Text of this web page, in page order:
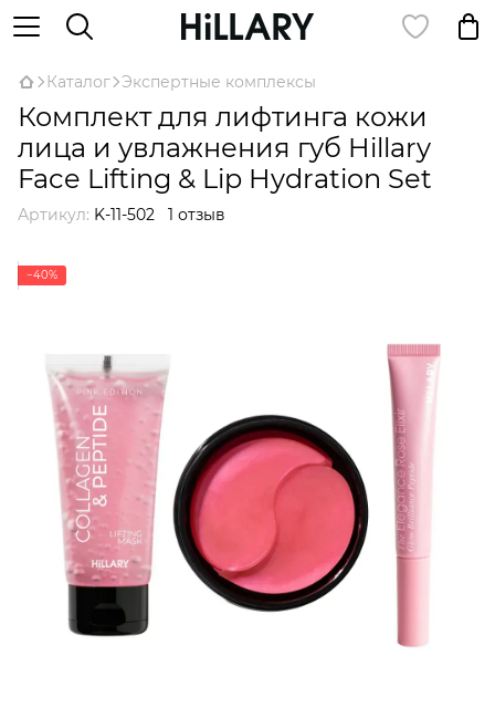
Каталог Экспертные комплексы
Комплект для лифтинга кожи
лица и увлажнения губ Hillary
Face Lifting & Lip Hydration Set
Артикул: K-11-502 1 отзыв
−40%